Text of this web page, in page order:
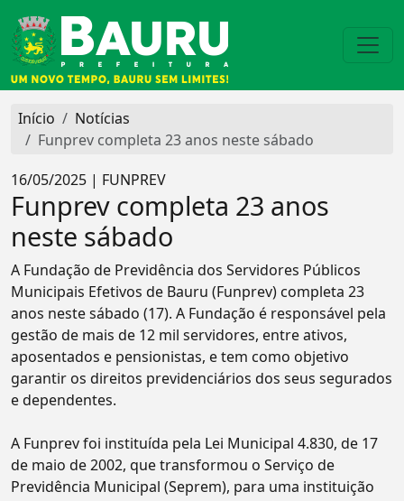
Início
Notícias
Funprev completa 23 anos neste sábado
16/05/2025 | FUNPREV
Funprev completa 23 anos
neste sábado
A Fundação de Previdência dos Servidores Públicos
Municipais Efetivos de Bauru (Funprev) completa 23
anos neste sábado (17). A Fundação é responsável pela
gestão de mais de 12 mil servidores, entre ativos,
aposentados e pensionistas, e tem como objetivo
garantir os direitos previdenciários dos seus segurados
e dependentes.
A Funprev foi instituída pela Lei Municipal 4.830, de 17
de maio de 2002, que transformou o Serviço de
Previdência Municipal (Seprem), para uma instituição